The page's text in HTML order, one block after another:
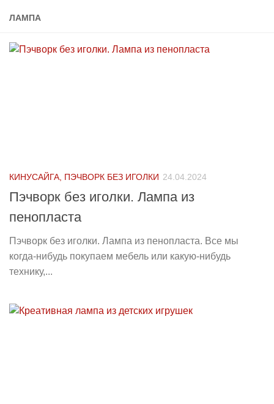
ЛАМПА
КИНУСАЙГА, ПЭЧВОРК БЕЗ ИГОЛКИ 24.04.2024
Пэчворк без иголки. Лампа из
пенопласта
Пэчворк без иголки. Лампа из пенопласта. Все мы
когда-нибудь покупаем мебель или какую-нибудь
технику,...